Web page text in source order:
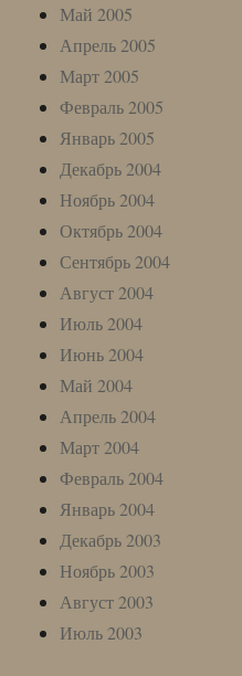
Май 2005
Апрель 2005
Март 2005
Февраль 2005
Январь 2005
Декабрь 2004
Ноябрь 2004
Октябрь 2004
Сентябрь 2004
Август 2004
Июль 2004
Июнь 2004
Май 2004
Апрель 2004
Март 2004
Февраль 2004
Январь 2004
Декабрь 2003
Ноябрь 2003
Август 2003
Июль 2003